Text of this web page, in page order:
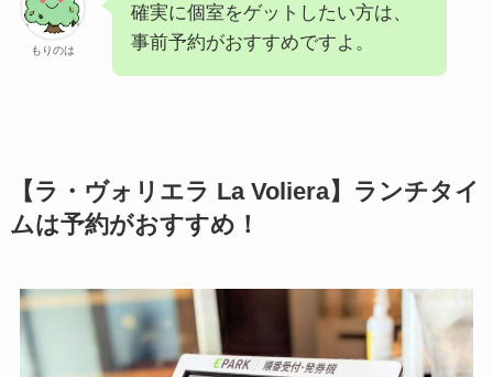
もりのは
確実に個室をゲットしたい方は、
事前予約がおすすめですよ。
【ラ・ヴォリエラ La Voliera】ランチタイ
ムは予約がおすすめ！